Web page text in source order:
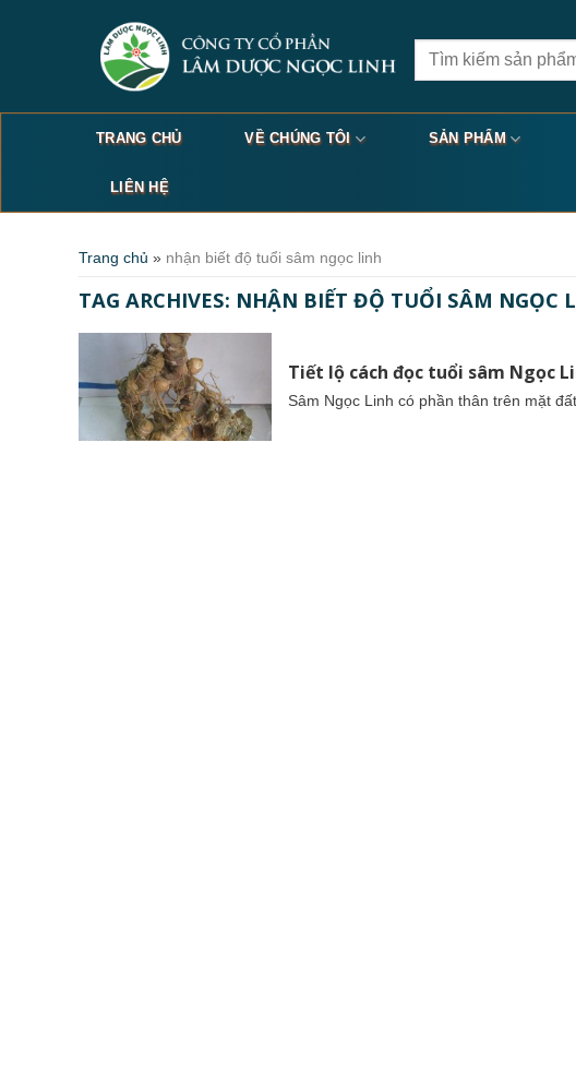
Search
TRANG CHỦ VỀ CHÚNG TÔI SẢN PHẨM
LIÊN HỆ
Trang chủ » nhận biết độ tuổi sâm ngọc linh
TAG ARCHIVES: NHẬN BIẾT ĐỘ TUỔI SÂM NGỌC
Tiết lộ cách đọc tuổi sâm Ngọc
Sâm Ngọc Linh có phần thân trên mặt